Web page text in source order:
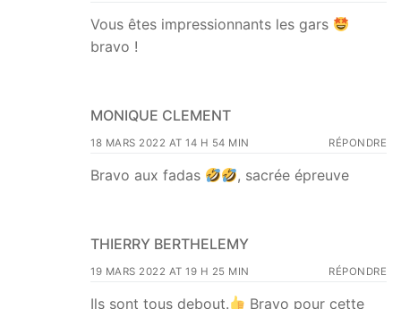
Vous êtes impressionnants les gars
bravo !
MONIQUE CLEMENT
18 MARS 2022 AT 14 H 54 MIN RÉPONDRE
Bravo aux fadas , sacrée épreuve
THIERRY BERTHELEMY
19 MARS 2022 AT 19 H 25 MIN RÉPONDRE
Ils sont tous debout.
Bravo pour cette